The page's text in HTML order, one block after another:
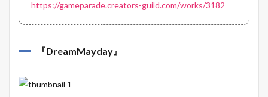
https://gameparade.creators-guild.com/works/3182
『DreamMayday 』